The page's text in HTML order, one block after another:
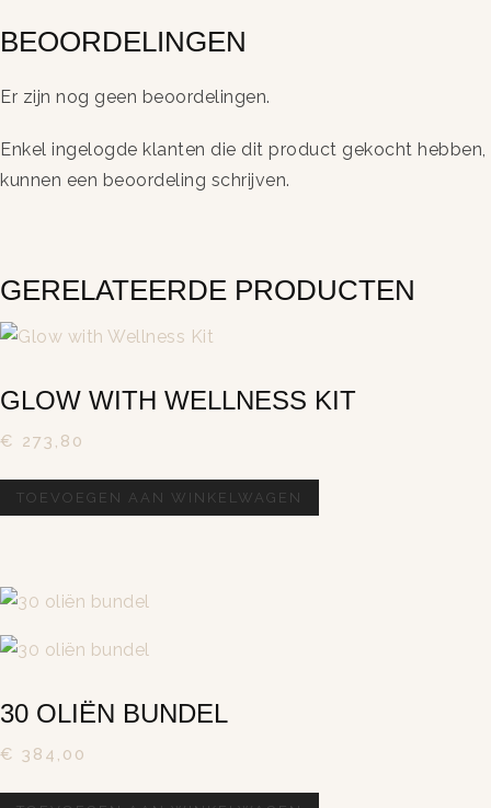
BEOORDELINGEN
Er zijn nog geen beoordelingen.
Enkel ingelogde klanten die dit product gekocht hebben,
kunnen een beoordeling schrijven.
GERELATEERDE PRODUCTEN
GLOW WITH WELLNESS KIT
€ 273,80
TOEVOEGEN AAN WINKELWAGEN
30 OLIËN BUNDEL
€ 384,00